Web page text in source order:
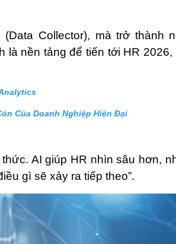
Collector), mà trở thành
nền tảng để tiến tới HR
Của Doanh Nghiệp Hiện Đại
AI giúp HR nhìn sâu hơn,
gì sẽ xảy ra tiếp theo”.